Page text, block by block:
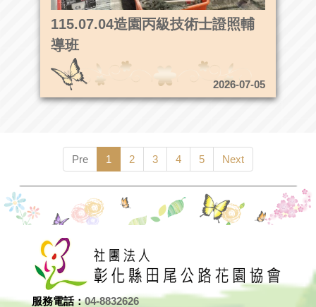
115.07.04造園丙級技術士證照輔
導班
2026-07-05
Pre 1 2 3 4 5 Next
服務電話：04-8832626